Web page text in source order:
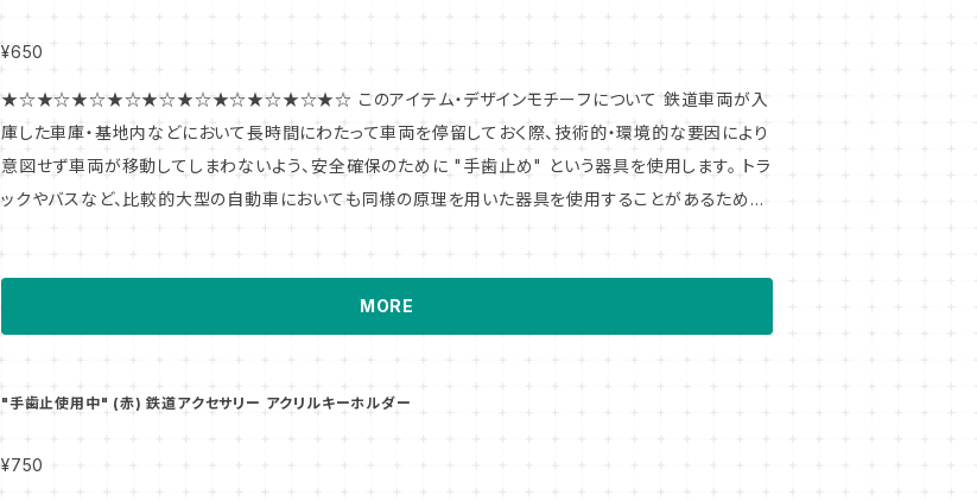
¥650
★☆★☆★☆★☆★☆★☆★☆★☆★☆★☆ このアイテム・デザインモチーフについて 鉄道車両が入
庫した車庫・基地内などにおいて長時間にわたって車両を停留しておく際、技術的・環境的な要因により
意図せず車両が移動してしまわないよう、安全確保のために "手歯止め" という器具を使用します。 トラ
ックやバスなど、比較的大型の自動車においても同様の原理を用いた器具を使用することがあるため、
っかり" を予防するべく、主に鉄道分野で活用されているのが「手歯止メ使用中」という注意喚起のプレ
ートです。 手歯止めを使用している間は運転室の制御器など、運転操作にあたって目につき易い所に掲
げておくことで、事故を未然に防ごうというアイテムです。そんなひと品が今回ミニチュアサイズなアクリ
ルキーホルダーになりました。 鉄道グッズのキーホルダーとしてお楽しみいただくも良し、ドライブの安
MORE
"手歯止使用中" (赤) 鉄道アクセサリー アクリルキーホルダー
¥750